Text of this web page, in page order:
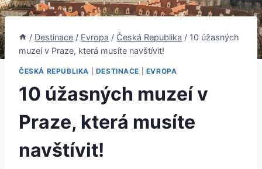
/ Destinace / Evropa / Česká Republika / 10 úžasných
muzeí v Praze, která musíte navštívit!
ČESKÁ REPUBLIKA DESTINACE EVROPA
10 úžasných muzeí v
Praze, která musíte
navštívit!